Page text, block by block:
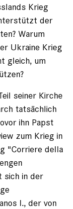
Krieg
der
Warum
Ukraine Krieg
gleich, um
seiner Kirche
tatsächlich
ihn Papst
zum Krieg in
"Corriere della
sich in der
I., der von